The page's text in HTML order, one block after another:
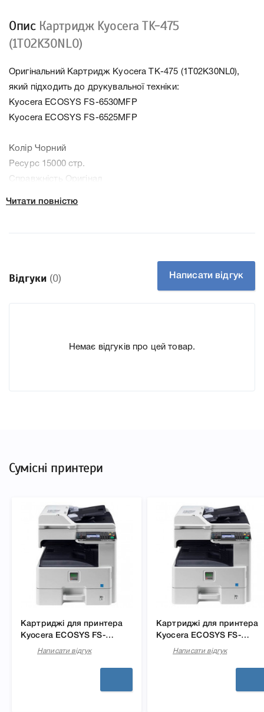
Опис Картридж Kyocera TK-475
(1T02K30NL0)
Оригінальний Картридж Kyocera TK-475 (1T02K30NL0),
який підходить до друкувальної техніки:
Kyocera ECOSYS FS-6530MFP
Kyocera ECOSYS FS-6525MFP
Колір Чорний
Ресурс 15000 стр.
Справжність Оригінал
підготували докладні характеристики, список
друкувальної техніки, до якого підходить Картридж
Kyocera TK-475 (1T02K30NL0), що дозволить Вам легко
Читати повністю
Відгуки (0) Написати відгук
Немає відгуків про цей товар.
Сумісні принтери
Картриджі для принтера
Kyocera ECOSYS FS-
6530MFP
Написати відгук
Картриджі для принтера
Kyocera ECOSYS FS-
6525MFP
Написати відгук